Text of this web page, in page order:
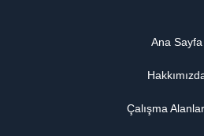
Ana Sayfa
Çalışma